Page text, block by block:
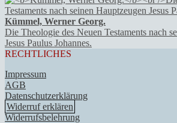
Kümmel, Werner Georg.
Die Theologie des Neuen Testaments nach
Jesus Paulus Johannes.
RECHTLICHES
Impressum
AGB
Datenschutzerklärung
Widerruf erklären
Widerrufsbelehrung